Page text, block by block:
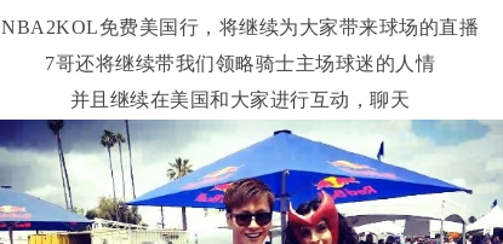
NBA2KOL免费美国行，将继续为大家带来球场的直播
7哥还将继续带我们领略骑士主场球迷的人情
并且继续在美国和大家进行互动，聊天